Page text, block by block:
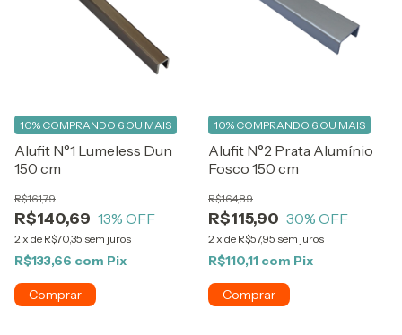
Alufit N°1 Lumeless Dun
150 cm
R$140,69
R$161,79
13% OFF
2 x de R$70,35 sem juros
10% COMPRANDO 6 OU MAIS
R$133,66 com Pix
Alufit N°2 Prata Alumínio
Fosco 150 cm
R$115,90
R$164,89
30% OFF
2 x de R$57,95 sem juros
10% COMPRANDO 6 OU MAIS
R$110,11 com Pix